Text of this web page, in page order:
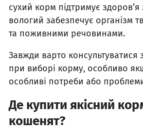
сухий корм підтримує здоров’я
вологий забезпечує організм
та поживними речовинами.
Завжди варто консультуватися
при виборі корму, особливо
особливі потреби або
Де купити якісний
кошенят?